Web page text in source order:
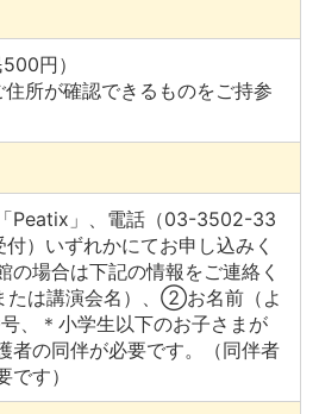
円）
所が確認できるものをご持参
Peatix」、電話（03-3502-33
）いずれかにてお申し込みく
の場合は下記の情報をご連絡く
は講演会名）、②お名前（よ
、＊小学生以下のお子さまが
者の同伴が必要です。（同伴者
す）